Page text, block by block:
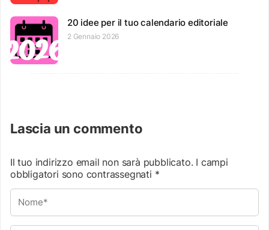
20 idee per il tuo calendario editoriale
2 Gennaio 2026
Lascia un commento
Il tuo indirizzo email non sarà pubblicato. I campi
obbligatori sono contrassegnati *